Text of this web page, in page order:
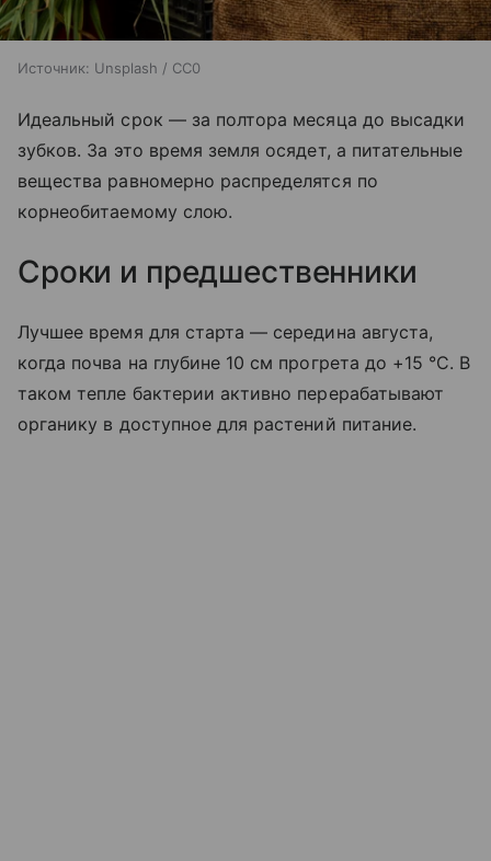
Источник: Unsplash / CC0
Идеальный срок — за полтора месяца до высадки
зубков. За это время земля осядет, а питательные
вещества равномерно распределятся по
корнеобитаемому слою.
Сроки и предшественники
Лучшее время для старта — середина августа,
когда почва на глубине 10 см прогрета до +15 °C. В
таком тепле бактерии активно перерабатывают
органику в доступное для растений питание.